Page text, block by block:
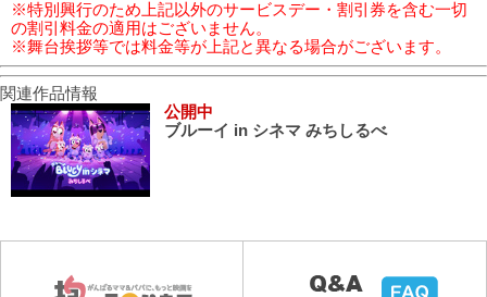
※特別興行のため上記以外のサービスデー・割引券を含む一切
の割引料金の適用はございません。
※舞台挨拶等では料金等が上記と異なる場合がございます。
関連作品情報
公開中
ブルーイ in シネマ みちしるべ